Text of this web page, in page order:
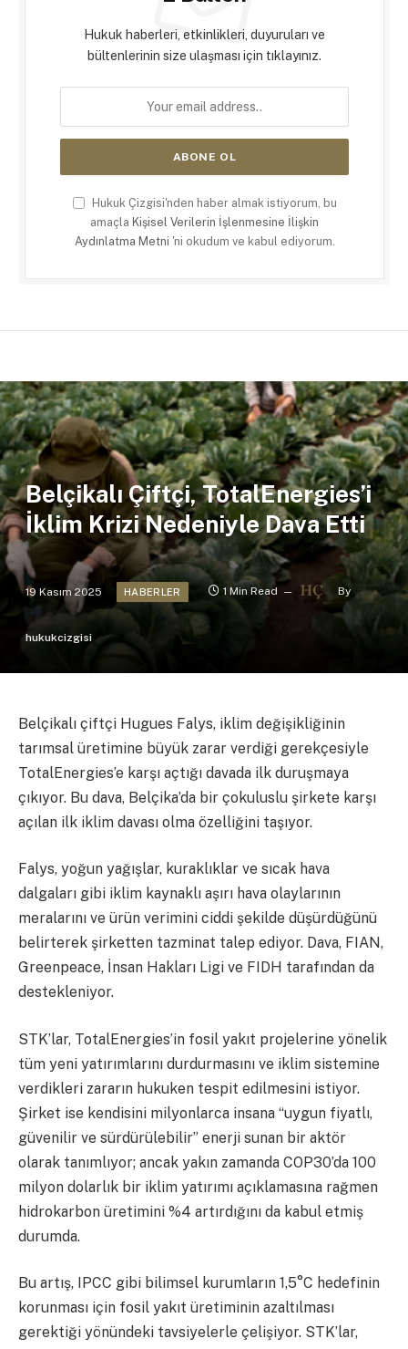
Hukuk haberleri, etkinlikleri, duyuruları ve
bültenlerinin size ulaşması için tıklayınız.
Hukuk Çizgisi'nden haber almak istiyorum, bu
amaçla Kişisel Verilerin İşlenmesine İlişkin
Aydınlatma Metni 'ni okudum ve kabul ediyorum.
Belçikalı Çiftçi, TotalEnergies’i
İklim Krizi Nedeniyle Dava Etti
19 Kasım 2025 HABERLER 1 Min Read By
hukukcizgisi
Belçikalı çiftçi Hugues Falys, iklim değişikliğinin
tarımsal üretimine büyük zarar verdiği gerekçesiyle
TotalEnergies’e karşı açtığı davada ilk duruşmaya
çıkıyor. Bu dava, Belçika’da bir çokuluslu şirkete karşı
açılan ilk iklim davası olma özelliğini taşıyor.
Falys, yoğun yağışlar, kuraklıklar ve sıcak hava
dalgaları gibi iklim kaynaklı aşırı hava olaylarının
meralarını ve ürün verimini ciddi şekilde düşürdüğünü
belirterek şirketten tazminat talep ediyor. Dava, FIAN,
Greenpeace, İnsan Hakları Ligi ve FIDH tarafından da
destekleniyor.
STK’lar, TotalEnergies’in fosil yakıt projelerine yönelik
tüm yeni yatırımlarını durdurmasını ve iklim sistemine
verdikleri zararın hukuken tespit edilmesini istiyor.
Şirket ise kendisini milyonlarca insana “uygun fiyatlı,
güvenilir ve sürdürülebilir” enerji sunan bir aktör
olarak tanımlıyor; ancak yakın zamanda COP30’da 100
milyon dolarlık bir iklim yatırımı açıklamasına rağmen
hidrokarbon üretimini %4 artırdığını da kabul etmiş
durumda.
Bu artış, IPCC gibi bilimsel kurumların 1,5°C hedefinin
korunması için fosil yakıt üretiminin azaltılması
gerektiği yönündeki tavsiyelerle çelişiyor. STK’lar,